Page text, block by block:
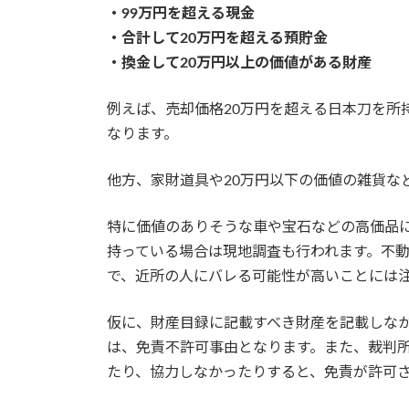
・99万円を超える現金
・合計して20万円を超える預貯金
・換金して20万円以上の価値がある財産
例えば、売却価格20万円を超える日本刀を
なります。
他方、家財道具や20万円以下の価値の雑貨
特に価値のありそうな車や宝石などの高価品
持っている場合は現地調査も行われます。不
で、近所の人にバレる可能性が高いことには
仮に、財産目録に記載すべき財産を記載しな
は、免責不許可事由となります。また、裁判
たり、協力しなかったりすると、免責が許可